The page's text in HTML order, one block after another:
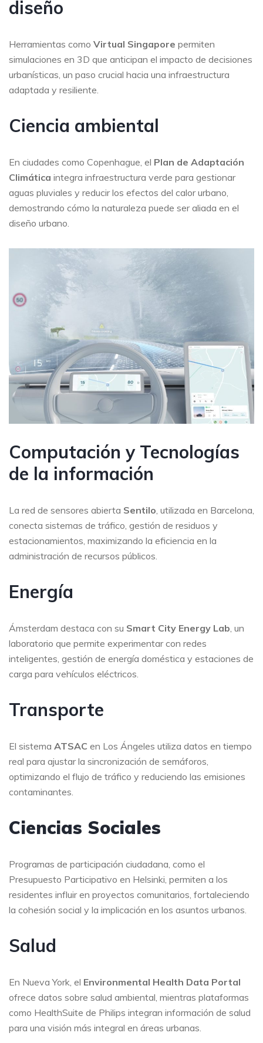
diseño
Herramientas como Virtual Singapore permiten
simulaciones en 3D que anticipan el impacto de decisiones
urbanísticas, un paso crucial hacia una infraestructura
adaptada y resiliente.
Ciencia ambiental
En ciudades como Copenhague, el Plan de Adaptación
Climática integra infraestructura verde para gestionar
aguas pluviales y reducir los efectos del calor urbano,
demostrando cómo la naturaleza puede ser aliada en el
diseño urbano.
Computación y Tecnologías
de la información
La red de sensores abierta Sentilo, utilizada en Barcelona,
conecta sistemas de tráfico, gestión de residuos y
estacionamientos, maximizando la eficiencia en la
administración de recursos públicos.
Energía
Ámsterdam destaca con su Smart City Energy Lab, un
laboratorio que permite experimentar con redes
inteligentes, gestión de energía doméstica y estaciones de
carga para vehículos eléctricos.
Transporte
El sistema ATSAC en Los Ángeles utiliza datos en tiempo
real para ajustar la sincronización de semáforos,
optimizando el flujo de tráfico y reduciendo las emisiones
contaminantes.
Ciencias Sociales
Programas de participación ciudadana, como el
Presupuesto Participativo en Helsinki, permiten a los
residentes influir en proyectos comunitarios, fortaleciendo
la cohesión social y la implicación en los asuntos urbanos.
Salud
En Nueva York, el Environmental Health Data Portal
ofrece datos sobre salud ambiental, mientras plataformas
como HealthSuite de Philips integran información de salud
para una visión más integral en áreas urbanas.